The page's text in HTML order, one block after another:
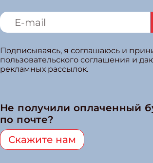
Подписываясь, я соглашаюсь и
пользовательского соглашения и
рекламных рассылок.
Не получили оплаченный
по почте?
Скажите нам